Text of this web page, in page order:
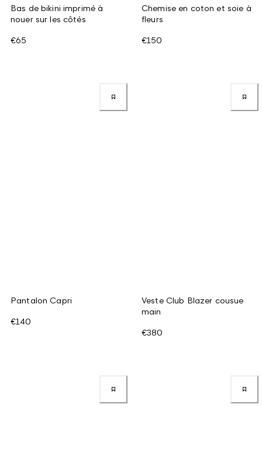
Bas de bikini imprimé à
nouer sur les côtés
€65
Chemise en coton et soie à
fleurs
€150
Pantalon Capri
€140
Veste Club Blazer cousue
main
€380